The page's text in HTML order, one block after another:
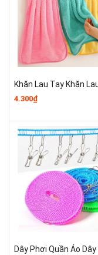
4.300₫